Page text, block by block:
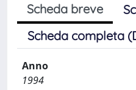
Scheda breve
Scheda completa
Anno
1994